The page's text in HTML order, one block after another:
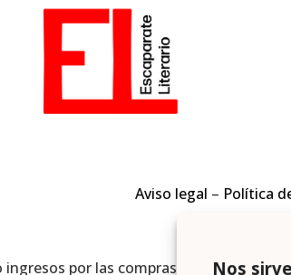
Aviso legal – Política
por las compras adscritas que